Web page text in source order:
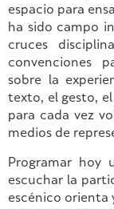
espacio para
ha sido campo
cruces
convenciones
sobre la
texto, el gesto,
para cada vez
medios de
Programar hoy
escuchar la
escénico orienta